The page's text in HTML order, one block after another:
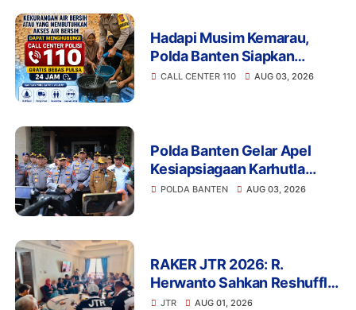
Hadapi Musim Kemarau,
Polda Banten Siapkan
Layanan Bantuan Air Bersih
CALL CENTER 110 AUG 03, 2026
Polda Banten Gelar Apel
Kesiapsiagaan Karhutla
2026, Perkuat Sinergi
POLDA BANTEN AUG 03, 2026
RAKER JTR 2026: R.
Herwanto Sahkan Reshuffle
Pengurus dan Tegaskan
JTR AUG 01, 2026